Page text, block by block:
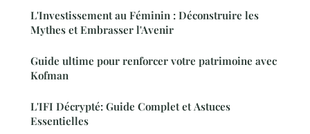
L'Investissement au Féminin : Déconstruire les
Mythes et Embrasser l'Avenir
Guide ultime pour renforcer votre patrimoine avec
Kofman
L'IFI Décrypté: Guide Complet et Astuces
Essentielles